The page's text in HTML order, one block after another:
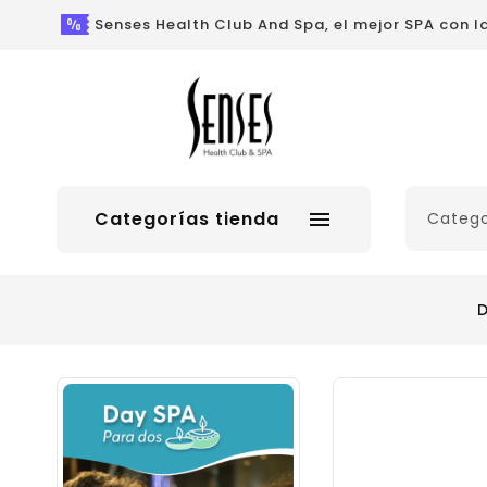
Senses Health Club And Spa, el mejor SPA con
Categorías tienda 